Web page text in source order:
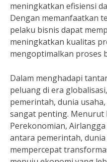
meningkatkan efisiensi
Dengan memanfaatkan
pelaku bisnis dapat
meningkatkan kualitas
mengoptimalkan proses
Dalam menghadapi
peluang di era
pemerintah, dunia
sangat penting.
Perekonomian,
antara pemerintah,
mempercepat